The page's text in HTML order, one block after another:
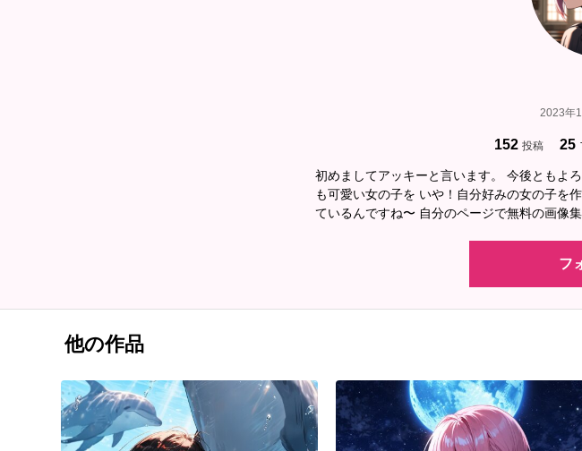
2023年
152 投稿 25
初めましてアッキーと言います。 今後ともよ
も可愛い女の子を いや！自分好みの女の子を
ているんですね〜 自分のページで無料の画像
フ
他の作品